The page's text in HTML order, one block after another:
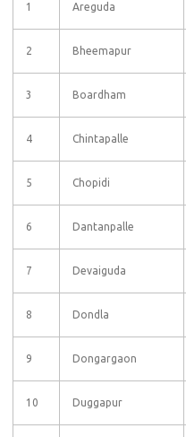
1 Areguda
2 Bheemapur
3 Boardham
4 Chintapalle
5 Chopidi
6 Dantanpalle
7 Devaiguda
8 Dondla
9 Dongargaon
10 Duggapur